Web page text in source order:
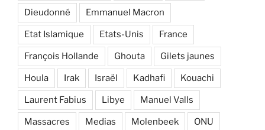
Dieudonné Emmanuel Macron
Etat Islamique Etats-Unis France
François Hollande Ghouta Gilets jaunes
Houla Irak Israël Kadhafi Kouachi
Laurent Fabius Libye Manuel Valls
Massacres Medias Molenbeek ONU